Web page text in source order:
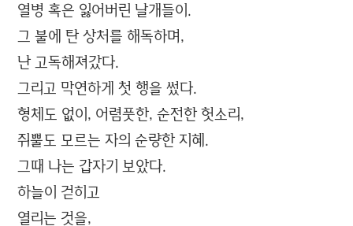
열병 혹은 잃어버린 날개들이.
그 불에 탄 상처를 해독하며,
난 고독해져갔다.
그리고 막연하게 첫 행을 썼다.
형체도 없이, 어렴풋한, 순전한 헛소리,
쥐뿔도 모르는 자의 순량한 지혜.
그때 나는 갑자기 보았다.
하늘이 걷히고
열리는 것을,